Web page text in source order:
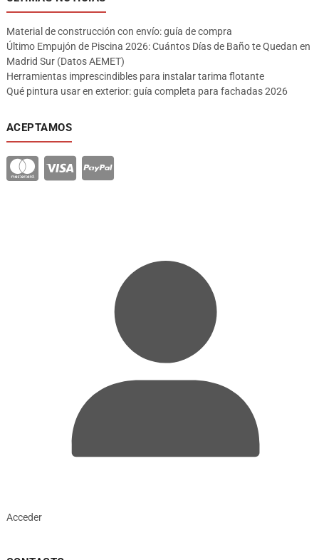
Material de construcción con envío: guía de compra
Último Empujón de Piscina 2026: Cuántos Días de Baño te Quedan en
Madrid Sur (Datos AEMET)
Herramientas imprescindibles para instalar tarima flotante
Qué pintura usar en exterior: guía completa para fachadas 2026
ACEPTAMOS
Acceder